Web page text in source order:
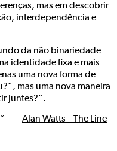
mas em descobrir
interdependência e
da não binariedade
identidade fixa e mais
uma nova forma de
mas uma nova maneira
juntes?”.
Alan Watts – The Line